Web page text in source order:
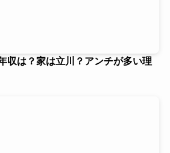
収は？家は立川？アンチが多い理